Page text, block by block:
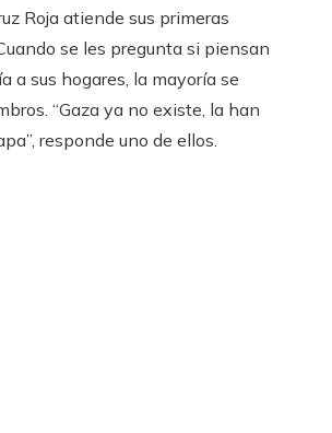
Roja atiende sus primeras
se les pregunta si piensan
a sus hogares, la mayoría se
“Gaza ya no existe, la han
responde uno de ellos.